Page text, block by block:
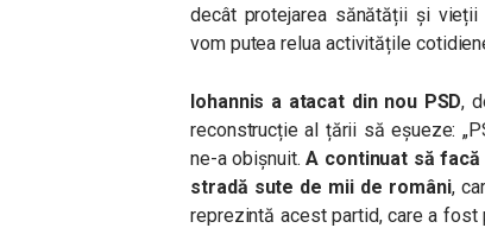
decât protejarea sănătății și
vom putea relua activitățile
Iohannis a atacat din nou PSD,
reconstrucție al țării să eșueze:
ne-a obișnuit.A continuat să
stradă sute de mii de români,
reprezintă acest partid, care a fost